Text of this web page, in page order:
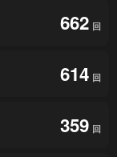
662 回
614 回
359 回